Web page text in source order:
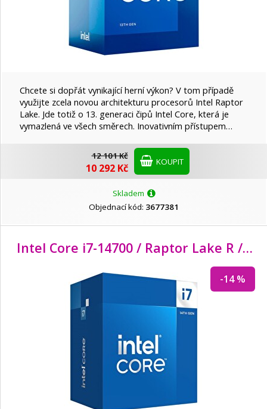
Chcete si dopřát vynikající herní výkon? V tom případě
využijte zcela novou architekturu procesorů Intel Raptor
Lake. Jde totiž o 13. generaci čipů Intel Core, která je
vymazlená ve všech směrech. Inovativním přístupem…
12 101 Kč
10 292 Kč KOUPIT
Skladem
Objednací kód: 3677381
Intel Core i7-14700 / Raptor Lake R / LGA1700 / max. 5,4GHz / 8P
-14 %